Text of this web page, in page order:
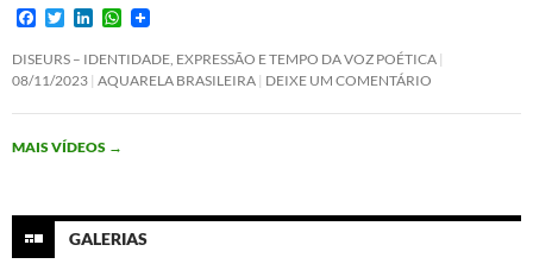
F
c
e
o
k
T
i
t
e
n
k
d
n
W
a
t
A
DISEURS – IDENTIDADE, EXPRESSÃO E TEMPO DA VOZ POÉTICA
08/11/2023 AQUARELA BRASILEIRA DEIXE UM COMENTÁRIO
MAIS VÍDEOS →
GALERIAS